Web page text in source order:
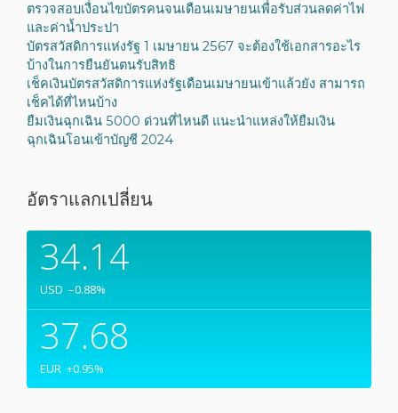
ตรวจสอบเงื่อนไขบัตรคนจนเดือนเมษายนเพื่อรับส่วนลดค่าไฟ
และค่าน้ำประปา
บัตรสวัสดิการแห่งรัฐ 1 เมษายน 2567 จะต้องใช้เอกสารอะไร
บ้างในการยืนยันตนรับสิทธิ
เช็คเงินบัตรสวัสดิการแห่งรัฐเดือนเมษายนเข้าแล้วยัง สามารถ
เช็คได้ที่ไหนบ้าง
ยืมเงินฉุกเฉิน 5000 ด่วนที่ไหนดี แนะนำแหล่งให้ยืมเงิน
ฉุกเฉินโอนเข้าบัญชี 2024
อัตราแลกเปลี่ยน
34.14
USD –0.88%
37.68
EUR +0.95%